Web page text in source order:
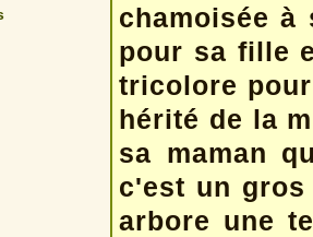
chamoisée à
pour sa fille
tricolore
hérité de la
sa maman
c'est un
arbore une